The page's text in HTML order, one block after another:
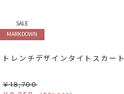
SALE
MARKDOWN
トレンチデザインタイトスカート
￥18,700